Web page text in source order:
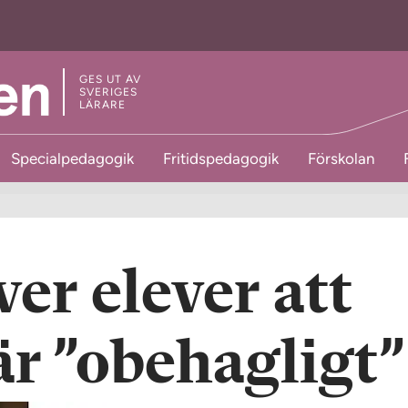
GES UT AV
SVERIGES
LÄRARE
Specialpedagogik Fritidspedagogik Förskolan
elever att
”obehagligt”